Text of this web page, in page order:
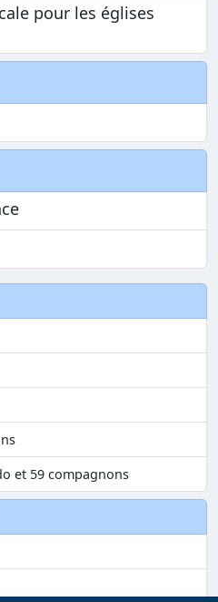
pour les églises
et 59 compagnons